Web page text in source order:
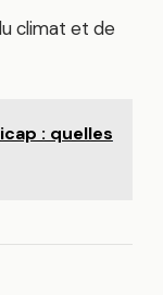
climat et de
: quelles